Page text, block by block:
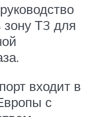
зону Т3 для
входит в
с